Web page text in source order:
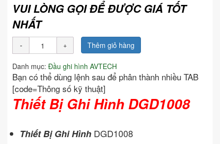
VUI LÒNG GỌI ĐỂ ĐƯỢC GIÁ TỐT
NHẤT
Thêm giỏ hàng
Danh mục: Đầu ghi hình AVTECH
Bạn có thể dùng lệnh sau để phân thành nhiều TAB
[code=Thông số kỹ thuật]
Thiết Bị Ghi Hình DGD1008
Thiết Bị Ghi Hình DGD1008